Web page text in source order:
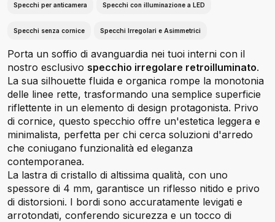
Specchi per anticamera Specchi con illuminazione a LED
Specchi senza cornice Specchi Irregolari e Asimmetrici
Porta un soffio di avanguardia nei tuoi interni con il
nostro esclusivo specchio irregolare retroilluminato.
La sua silhouette fluida e organica rompe la monotonia
delle linee rette, trasformando una semplice superficie
riflettente in un elemento di design protagonista. Privo
di cornice, questo specchio offre un'estetica leggera e
minimalista, perfetta per chi cerca soluzioni d'arredo
che coniugano funzionalità ed eleganza
contemporanea.
La lastra di cristallo di altissima qualità, con uno
spessore di 4 mm, garantisce un riflesso nitido e privo
di distorsioni. I bordi sono accuratamente levigati e
arrotondati, conferendo sicurezza e un tocco di